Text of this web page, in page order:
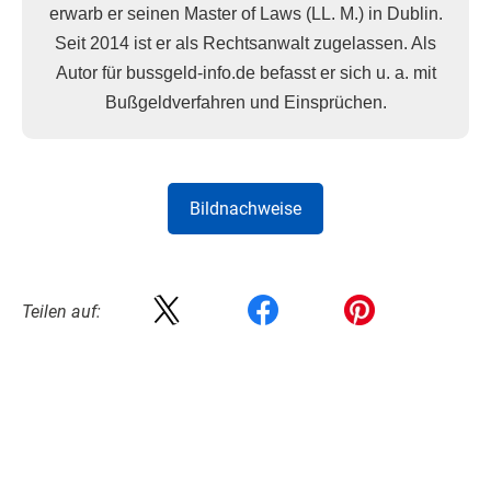
erwarb er seinen Master of Laws (LL. M.) in Dublin.
Seit 2014 ist er als Rechtsanwalt zugelassen. Als
Autor für bussgeld-info.de befasst er sich u. a. mit
Bußgeldverfahren und Einsprüchen.
Bildnachweise
Teilen auf: